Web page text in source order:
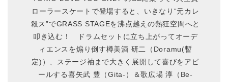
ローラースケートで登場すると、いきなり“元カレ
殺ス”でGRASS STAGEを沸点越えの熱狂空間へと
叩き込む！ ドラムセットに立ち上がってオーデ
ィエンスを煽り倒す樽美酒 研二（Doramu(暫
定)）、ステージ袖まで大きく展開して喜びをアピ
ールする喜矢武 豊（Gita-）＆歌広場 淳（Be-